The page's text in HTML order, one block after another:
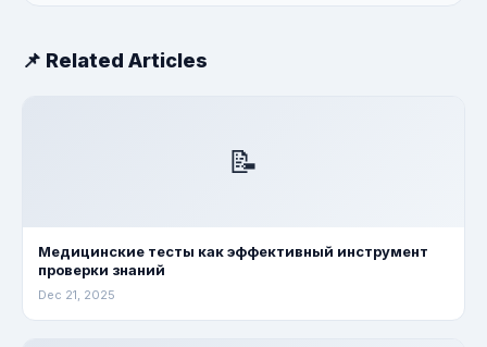
📌 Related Articles
📝
Медицинские тесты как эффективный инструмент
проверки знаний
Dec 21, 2025